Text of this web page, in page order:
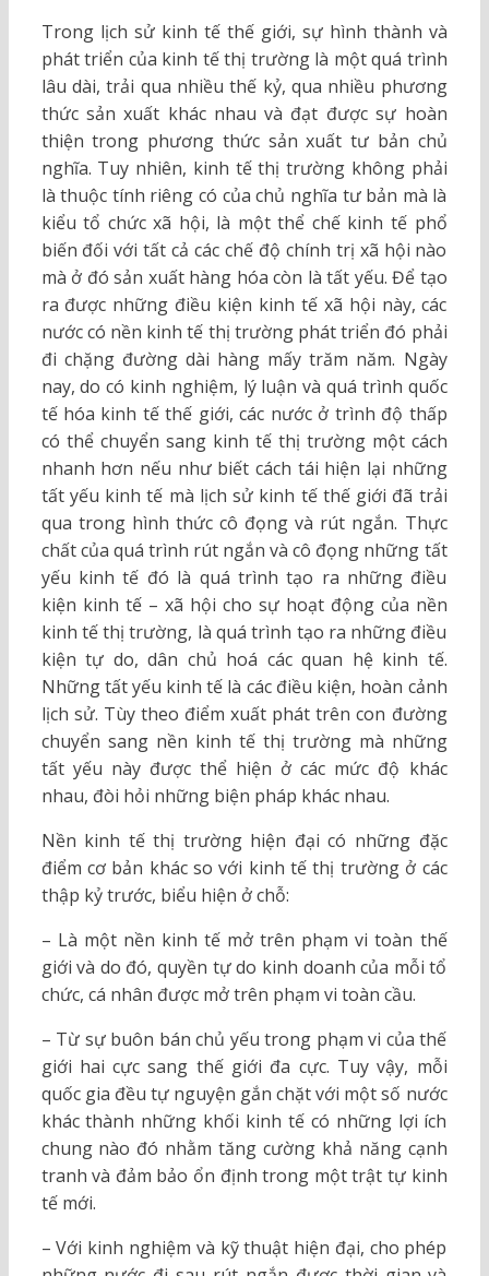
Trong lịch sử kinh tế thế giới, sự hình thành và
phát triển của kinh tế thị trường là một quá trình
lâu dài, trải qua nhiều thế kỷ, qua nhiều phương
thức sản xuất khác nhau và đạt được sự hoàn
thiện trong phương thức sản xuất tư bản chủ
nghĩa. Tuy nhiên, kinh tế thị trường không phải
là thuộc tính riêng có của chủ nghĩa tư bản mà là
kiểu tổ chức xã hội, là một thể chế kinh tế phổ
biến đối với tất cả các chế độ chính trị xã hội nào
mà ở đó sản xuất hàng hóa còn là tất yếu. Để tạo
ra được những điều kiện kinh tế xã hội này, các
nước có nền kinh tế thị trường phát triển đó phải
đi chặng đường dài hàng mấy trăm năm. Ngày
nay, do có kinh nghiệm, lý luận và quá trình quốc
tế hóa kinh tế thế giới, các nước ở trình độ thấp
có thể chuyển sang kinh tế thị trường một cách
nhanh hơn nếu như biết cách tái hiện lại những
tất yếu kinh tế mà lịch sử kinh tế thế giới đã trải
qua trong hình thức cô đọng và rút ngắn. Thực
chất của quá trình rút ngắn và cô đọng những tất
yếu kinh tế đó là quá trình tạo ra những điều
kiện kinh tế – xã hội cho sự hoạt động của nền
kinh tế thị trường, là quá trình tạo ra những điều
kiện tự do, dân chủ hoá các quan hệ kinh tế.
Những tất yếu kinh tế là các điều kiện, hoàn cảnh
lịch sử. Tùy theo điểm xuất phát trên con đường
chuyển sang nền kinh tế thị trường mà những
tất yếu này được thể hiện ở các mức độ khác
nhau, đòi hỏi những biện pháp khác nhau.
Nền kinh tế thị trường hiện đại có những đặc
điểm cơ bản khác so với kinh tế thị trường ở các
thập kỷ trước, biểu hiện ở chỗ:
– Là một nền kinh tế mở trên phạm vi toàn thế
giới và do đó, quyền tự do kinh doanh của mỗi tổ
chức, cá nhân được mở trên phạm vi toàn cầu.
– Từ sự buôn bán chủ yếu trong phạm vi của thế
giới hai cực sang thế giới đa cực. Tuy vậy, mỗi
quốc gia đều tự nguyện gắn chặt với một số nước
khác thành những khối kinh tế có những lợi ích
chung nào đó nhằm tăng cường khả năng cạnh
tranh và đảm bảo ổn định trong một trật tự kinh
tế mới.
– Với kinh nghiệm và kỹ thuật hiện đại, cho phép